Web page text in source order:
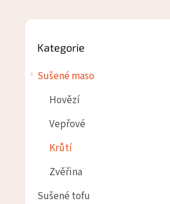
Přeskočit
Kategorie
Sušené maso
Hovězí
Vepřové
Krůtí
Zvěřina
Sušené tofu